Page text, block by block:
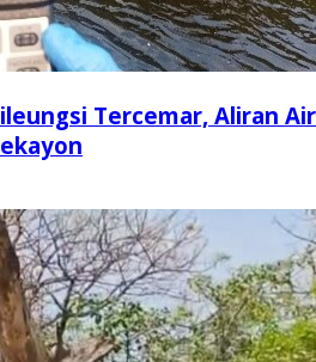
Tercemar, Aliran Air